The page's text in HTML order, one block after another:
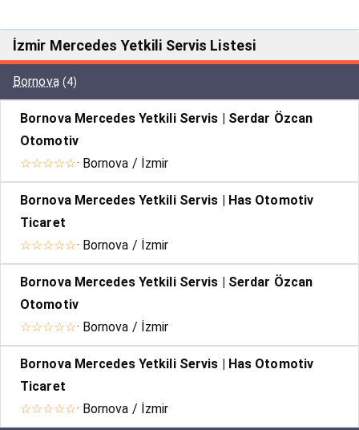
İzmir Mercedes Yetkili Servis Listesi
Bornova (4)
Bornova Mercedes Yetkili Servis | Serdar Özcan
Otomotiv
☆☆☆☆☆· Bornova / İzmir
Bornova Mercedes Yetkili Servis | Has Otomotiv
Ticaret
☆☆☆☆☆· Bornova / İzmir
Bornova Mercedes Yetkili Servis | Serdar Özcan
Otomotiv
☆☆☆☆☆· Bornova / İzmir
Bornova Mercedes Yetkili Servis | Has Otomotiv
Ticaret
☆☆☆☆☆· Bornova / İzmir